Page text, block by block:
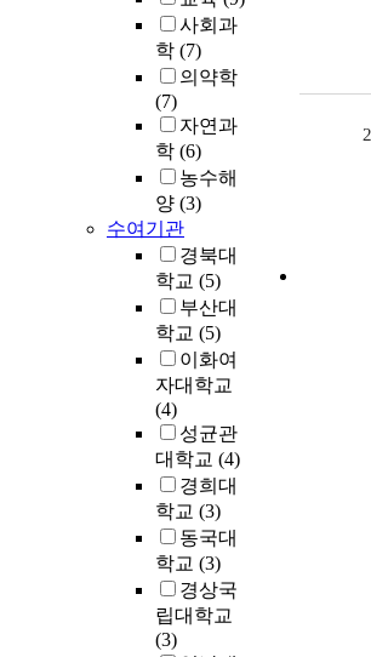
사회과
학 (7)
의약학
(7)
자연과
학 (6)
농수해
양 (3)
수여기관
경북대
학교 (5)
부산대
학교 (5)
이화여
자대학교
(4)
성균관
대학교 (4)
경희대
학교 (3)
동국대
학교 (3)
경상국
립대학교
(3)
2